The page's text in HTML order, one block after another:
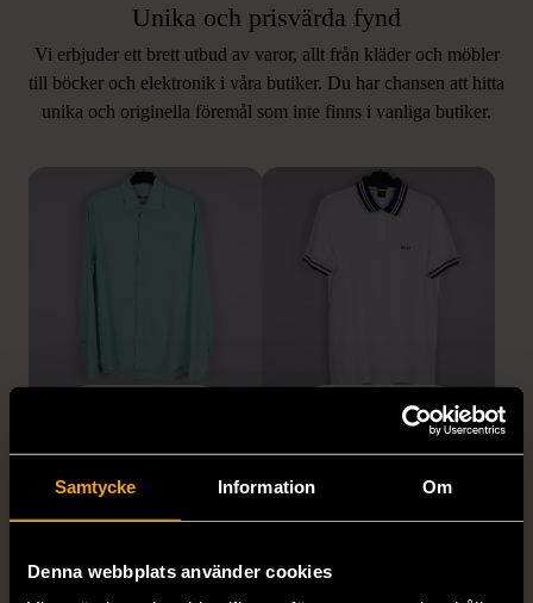
Samtycke Information Om
Denna webbplats använder cookies
Unika och prisvärda fynd
Vi erbjuder ett brett utbud av varor, allt från kläder och möbler
till böcker och elektronik i våra butiker. Du har chansen att hitta
unika och originella föremål som inte finns i vanliga butiker.
LIKNANDE PRODUKTER
Hitta produkter som påminner om denna
L (50) Gott skick Mycket gott skick